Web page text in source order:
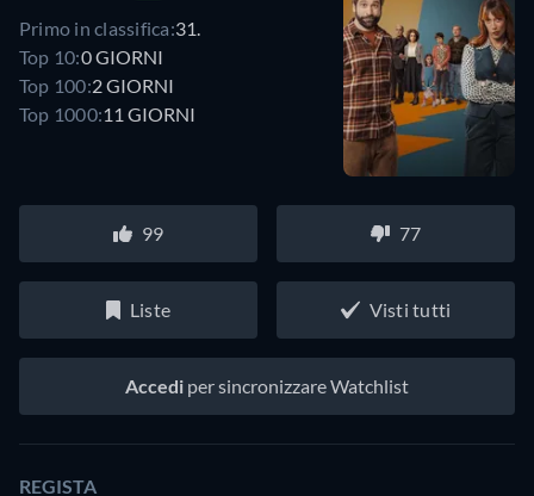
Primo in classifica:31.
Top 10:0 GIORNI
Top 100:2 GIORNI
Top 1000:11 GIORNI
99 77
Liste Visti tutti
Accedi per sincronizzare Watchlist
REGISTA